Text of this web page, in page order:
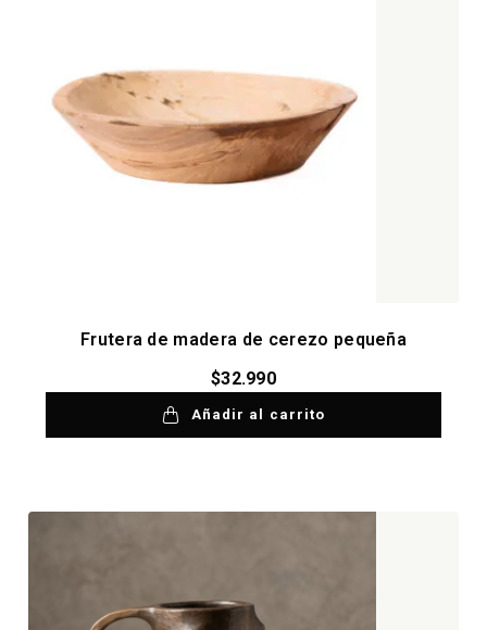
Frutera de madera de cerezo pequeña
$32.990
Añadir al carrito